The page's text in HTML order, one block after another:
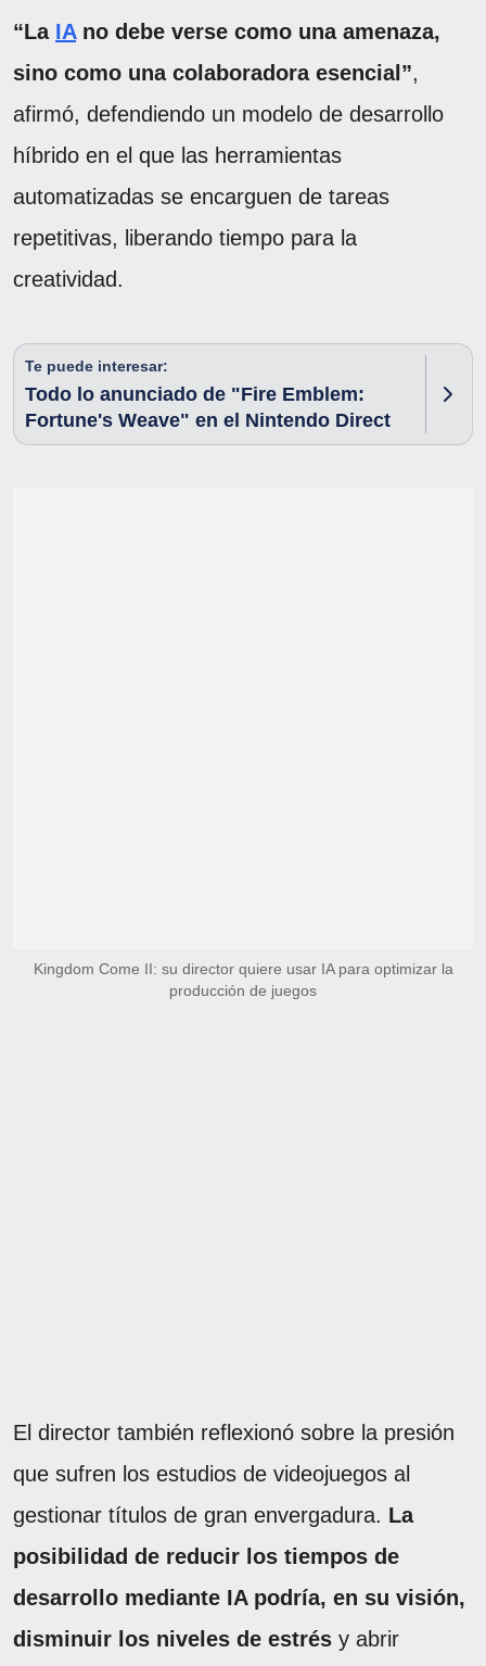
“La IAno debe verse como una amenaza,
sino como una colaboradora esencial”,
afirmó, defendiendo un modelo de desarrollo
híbrido en el que las herramientas
automatizadas se encarguen de tareas
repetitivas, liberando tiempo para la
creatividad.
Te puede interesar:
Todo lo anunciado de "Fire Emblem:
Fortune's Weave" en el Nintendo Direct
Kingdom Come II: su director quiere usar IA para optimizar la
producción de juegos
El director también reflexionó sobre la presión
que sufren los estudios de videojuegos al
gestionar títulos de gran envergadura. La
posibilidad de reducir los tiempos de
desarrollo mediante IA podría, en su visión,
disminuir los niveles de estrés y abrir